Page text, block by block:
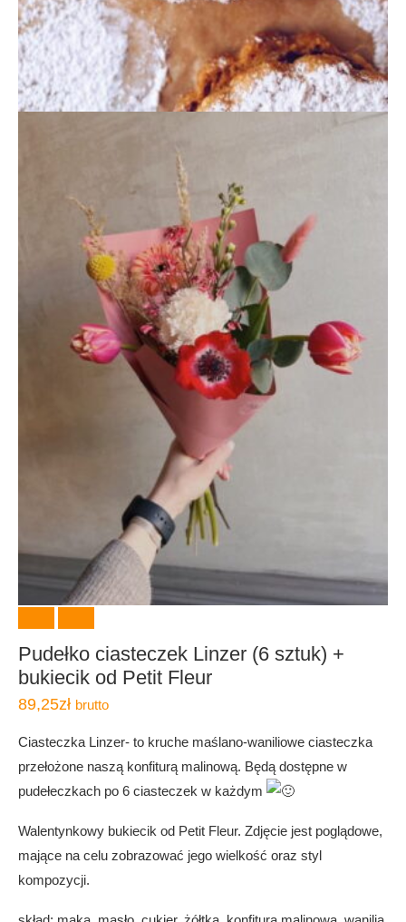
Pudełko ciasteczek Linzer (6 sztuk) +
bukiecik od Petit Fleur
89,25zł brutto
Ciasteczka Linzer- to kruche maślano-waniliowe ciasteczka
przełożone naszą konfiturą malinową. Będą dostępne w
pudełeczkach po 6 ciasteczek w każdym
Walentynkowy bukiecik od Petit Fleur. Zdjęcie jest poglądowe,
mające na celu zobrazować jego wielkość oraz styl
kompozycji.